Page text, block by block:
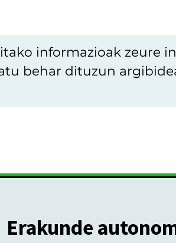
informazioak zeure
behar dituzun
Erakunde